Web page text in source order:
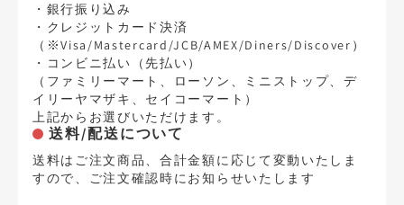
・銀行振り込み
・クレジットカード決済
（※Visa/Mastercard/JCB/AMEX/Diners/Discover）
・コンビニ払い（先払い）
（ファミリーマート、ローソン、ミニストップ、デ
イリーヤマザキ、セイコーマート）
上記からお選びいただけます。
送料/配送について
送料はご注文商品、合計金額に応じて変動いたしま
すので、ご注文確認時にお知らせいたします